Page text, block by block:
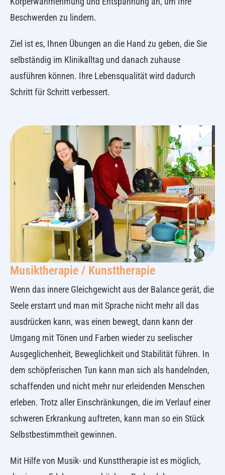
Beschwerden zu lindern.
Ziel ist es, Ihnen Übungen an die Hand zu geben, die Sie
selbständig im Klinikalltag und danach zuhause
ausführen können. Ihre Lebensqualität wird dadurch
Schritt für Schritt verbessert.
Musiktherapie / Kunsttherapie
Wenn das innere Gleichgewicht aus der Balance gerät, die
Seele erstarrt und man mit Sprache nicht mehr all das
ausdrücken kann, was einen bewegt, dann kann der
Umgang mit Tönen und Farben wieder zu seelischer
Ausgeglichenheit, Beweglichkeit und Stabilität führen. In
dem schöpferischen Tun kann man sich als handelnden,
schaffenden und nicht mehr nur erleidenden Menschen
erleben. Trotz aller Einschränkungen, die im Verlauf einer
schweren Erkrankung auftreten, kann man so ein Stück
Selbstbestimmtheit gewinnen.
Mit Hilfe von Musik- und Kunsttherapie ist es möglich,